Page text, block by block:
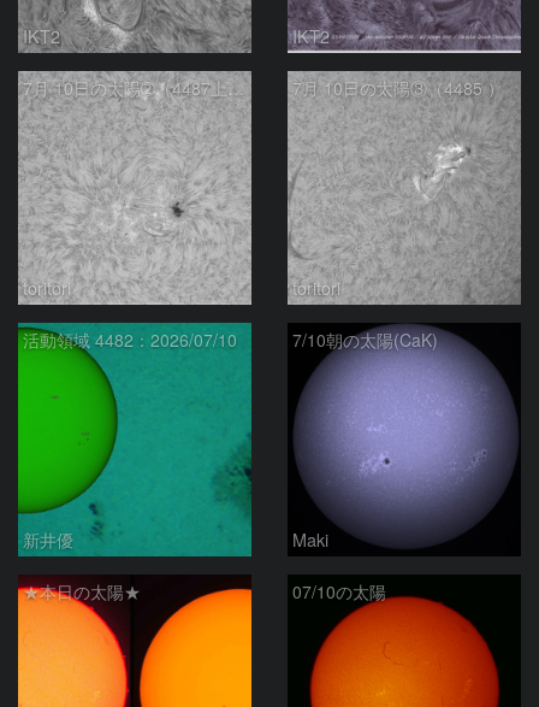
IKT2 IKT2
7月 10日の太陽➁（4487上，4482下 ）
toritori
7月 10日の太陽③（4485 ）
toritori
活動領域 4482：2026/07/10
新井優
7/10朝の太陽(CaK)
Maki
★本日の太陽★ 07/10の太陽